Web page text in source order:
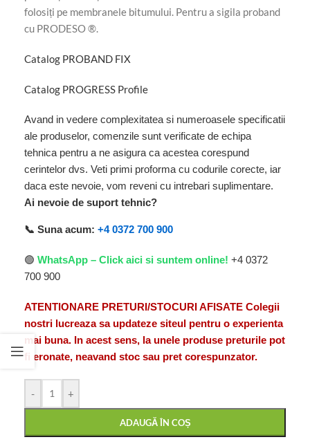
folosiți pe membranele bitumului. Pentru a sigila proband
cu PRODESO ®.
Catalog PROBAND FIX
Catalog PROGRESS Profile
Avand in vedere complexitatea si numeroasele specificatii
ale produselor, comenzile sunt verificate de echipa
tehnica pentru a ne asigura ca acestea corespund
cerintelor dvs. Veti primi proforma cu codurile corecte, iar
daca este nevoie, vom reveni cu intrebari suplimentare.
Ai nevoie de suport tehnic?
📞 Suna acum: +4 0372 700 900
🟢 WhatsApp – Click aici si suntem online! +4 0372
700 900
ATENTIONARE PRETURI/STOCURI AFISATE Colegii
nostri lucreaza sa updateze siteul pentru o experienta
mai buna. In acest sens, la unele produse preturile pot
fi eronate, neavand stoc sau pret corespunzator.
- +
ADAUGĂ ÎN COȘ